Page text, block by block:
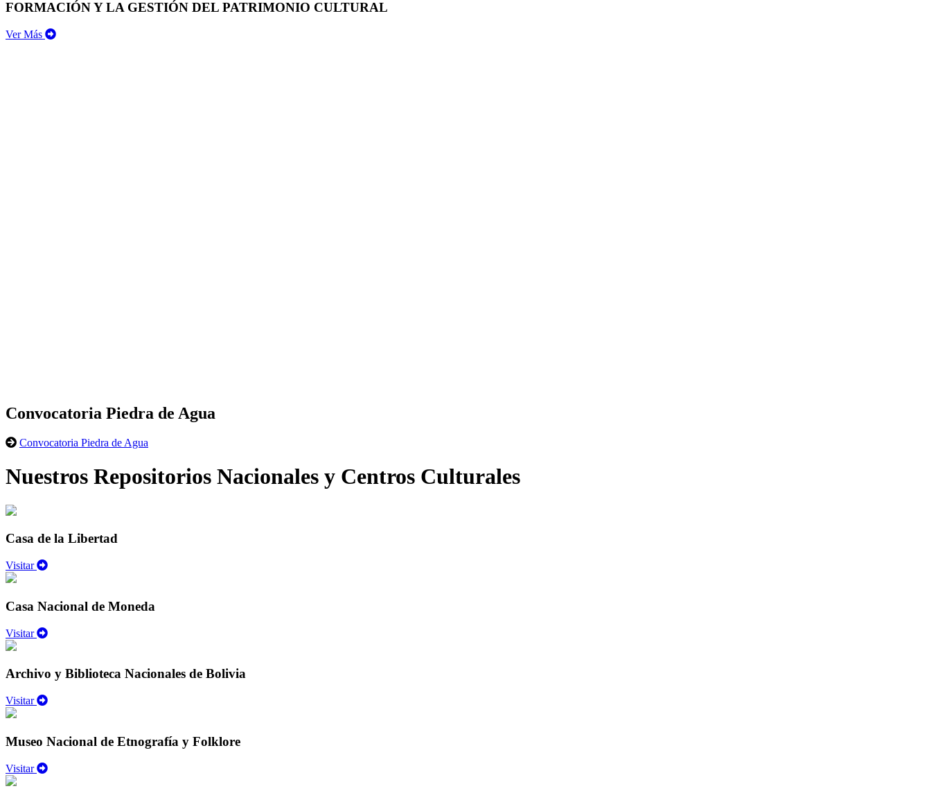
FORMACIÓN Y LA GESTIÓN DEL PATRIMONIO CULTURAL
Ver Más
Convocatoria Piedra de Agua
Convocatoria Piedra de Agua
Nuestros Repositorios Nacionales y Centros Culturales
Casa de la Libertad
Visitar
Casa Nacional de Moneda
Visitar
Archivo y Biblioteca Nacionales de Bolivia
Visitar
Museo Nacional de Etnografía y Folklore
Visitar